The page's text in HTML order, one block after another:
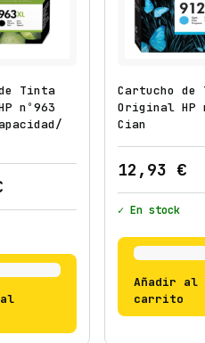
"
/
N
c
t
Tinta
nº963
Cartucho de
Original HP
Cian
12,93 €
✓ En stock
Añadir al
carrito